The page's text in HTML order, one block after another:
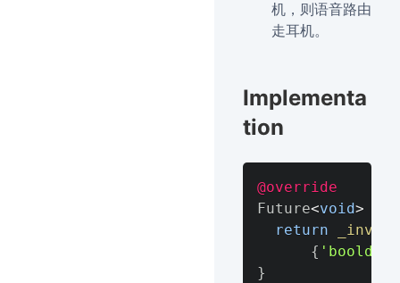
机，则语音路由
走耳机。
Implementa
tion
@override
Future<void>
return
{
}